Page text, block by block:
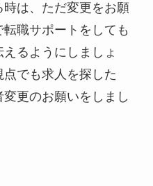
は、ただ変更をお願
職サポートをしても
るようにしましょ
点でも求人を探した
更のお願いをしまし